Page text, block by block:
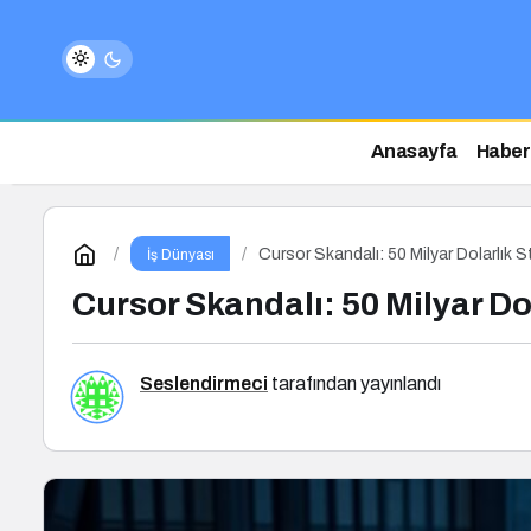
Anasayfa
İş Dünyası Cursor Skandalı: 50 Milyar Dolarlık
Cursor Skandalı: 50 Milyar
Seslendirmeci tarafından yayınlandı